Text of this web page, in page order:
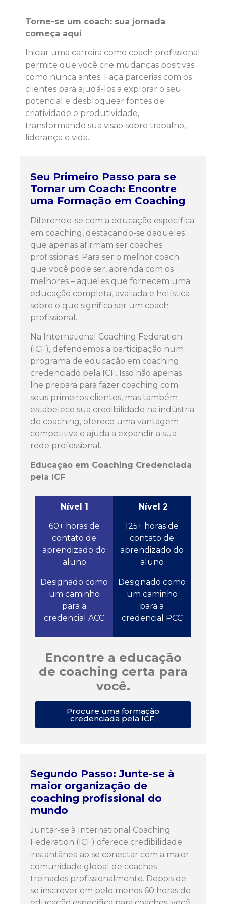
Torne-se um coach: sua jornada
começa aqui
Iniciar uma carreira como coach profissional
permite que você crie mudanças positivas
como nunca antes. Faça parcerias com os
clientes para ajudá-los a explorar o seu
potencial e desbloquear fontes de
criatividade e produtividade,
transformando sua visão sobre trabalho,
liderança e vida.
Seu Primeiro Passo para se
Tornar um Coach: Encontre
uma Formação em Coaching
Diferencie-se com a educação específica
em coaching, destacando-se daqueles
que apenas afirmam ser coaches
profissionais. Para ser o melhor coach
que você pode ser, aprenda com os
melhores – aqueles que fornecem uma
educação completa, avaliada e holística
sobre o que significa ser um coach
profissional.
Na International Coaching Federation
(ICF), defendemos a participação num
programa de educação em coaching
credenciado pela ICF. Isso não apenas
lhe prepara para fazer coaching com
seus primeiros clientes, mas também
estabelece sua credibilidade na indústria
de coaching, oferece uma vantagem
competitiva e ajuda a expandir a sua
rede professional.
Educação em Coaching Credenciada
pela ICF
Nível 1
60+ horas de
contato de
aprendizado do
aluno
Designado como
um caminho
para a
credencial ACC
Nível 2
125+ horas de
contato de
aprendizado do
aluno
Designado como
um caminho
para a
credencial PCC
Encontre a educação
de coaching certa para
você.
Procure uma formação
credenciada pela ICF.
Segundo Passo: Junte-se à
maior organização de
coaching profissional do
mundo
Juntar-se à International Coaching
Federation (ICF) oferece credibilidade
instantânea ao se conectar com a maior
comunidade global de coaches
treinados profissionalmente. Depois de
se inscrever em pelo menos 60 horas de